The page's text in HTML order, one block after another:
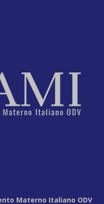
Materno Italiano ODV